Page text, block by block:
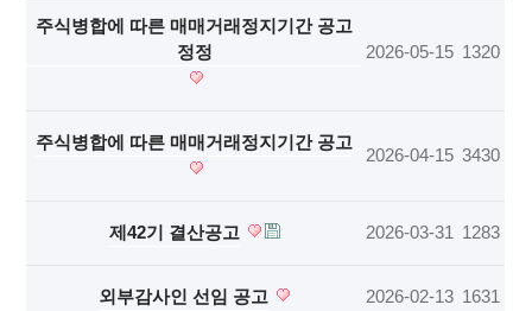
주식병합에 따른 매매거래정지기간 공고
정정
2026-05-15 1320
주식병합에 따른 매매거래정지기간 공고
2026-04-15 3430
제42기 결산공고 2026-03-31 1283
외부감사인 선임 공고 2026-02-13 1631